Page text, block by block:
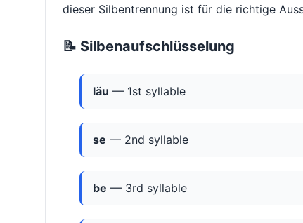
dieser Silbentrennung ist für die richtige
📝 Silbenaufschlüsselung
läu — 1st syllable
se — 2nd syllable
be — 3rd syllable